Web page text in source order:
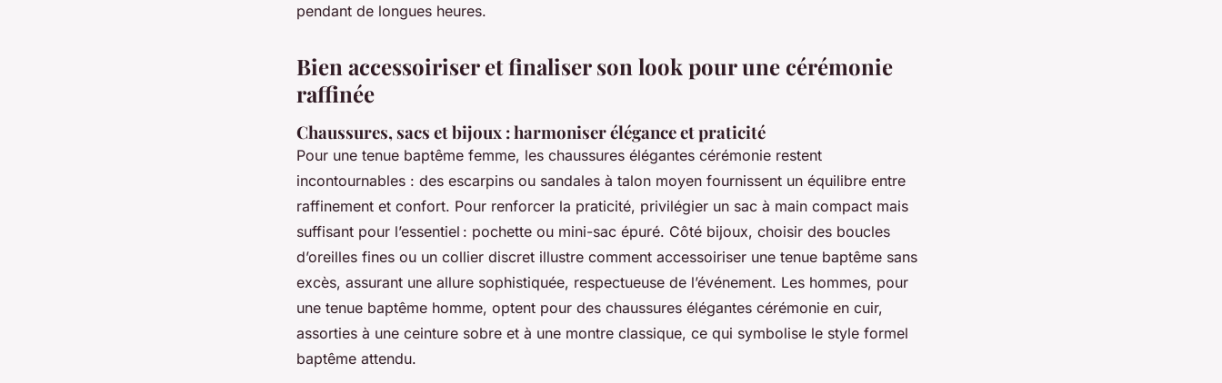
pendant de longues heures.
Bien accessoiriser et finaliser son look pour une cérémonie
raffinée
Chaussures, sacs et bijoux : harmoniser élégance et praticité
Pour une tenue baptême femme, les chaussures élégantes cérémonie restent
incontournables : des escarpins ou sandales à talon moyen fournissent un équilibre entre
raffinement et confort. Pour renforcer la praticité, privilégier un sac à main compact mais
suffisant pour l’essentiel : pochette ou mini-sac épuré. Côté bijoux, choisir des boucles
d’oreilles fines ou un collier discret illustre comment accessoiriser une tenue baptême sans
excès, assurant une allure sophistiquée, respectueuse de l’événement. Les hommes, pour
une tenue baptême homme, optent pour des chaussures élégantes cérémonie en cuir,
assorties à une ceinture sobre et à une montre classique, ce qui symbolise le style formel
baptême attendu.